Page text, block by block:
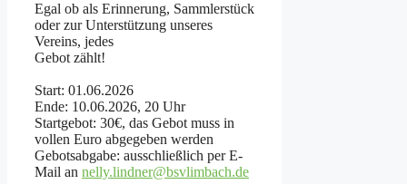
Egal ob als Erinnerung, Sammlerstück
oder zur Unterstützung unseres
Vereins, jedes
Gebot zählt!
Start: 01.06.2026
Ende: 10.06.2026, 20 Uhr
Startgebot: 30€, das Gebot muss in
vollen Euro abgegeben werden
Gebotsabgabe: ausschließlich per E-
Mail an nelly.lindner@bsvlimbach.de